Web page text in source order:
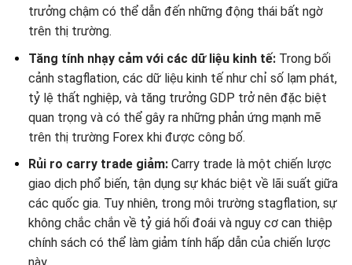
trưởng chậm có thể dẫn đến những động thái bất ngờ
trên thị trường.
Tăng tính nhạy cảm với các dữ liệu kinh tế:Trong bối
cảnh stagflation, các dữ liệu kinh tế như chỉ số lạm phát,
tỷ lệ thất nghiệp, và tăng trưởng GDP trở nên đặc biệt
quan trọng và có thể gây ra những phản ứng mạnh mẽ
trên thị trường Forex khi được công bố.
Rủi ro carry trade giảm:Carry trade là một chiến lược
giao dịch phổ biến, tận dụng sự khác biệt về lãi suất giữa
các quốc gia. Tuy nhiên, trong môi trường stagflation, sự
không chắc chắn về tỷ giá hối đoái và nguy cơ can thiệp
chính sách có thể làm giảm tính hấp dẫn của chiến lược